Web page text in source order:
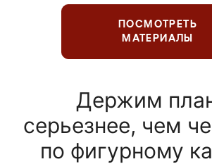
ПОСМОТРЕТЬ
МАТЕРИАЛЫ
Держим
серьезнее, чем
по фигурному